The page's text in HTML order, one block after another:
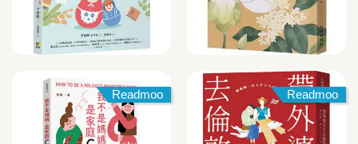
Readmoo Readmoo